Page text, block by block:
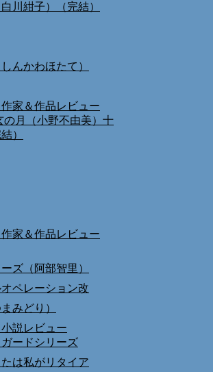
川紺子）（完結）
んかわほたて）
作家＆作品レビュー
の月（小野不由美）十
）
作家＆作品レビュー
ズ（阿部智里）
ペレーション改
みどり）
説レビュー
ードシリーズ
は私がリタイア